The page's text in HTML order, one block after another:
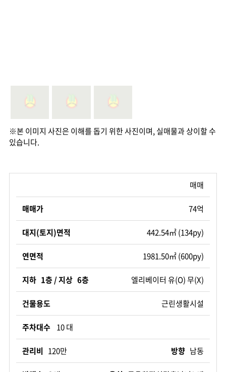
※본 이미지 사진은 이해를 돕기 위한 사진이며, 실매물과 상이할 수
있습니다.
매매
매매가 74억
대지(토지)면적 442.54㎡ (134py)
연면적 1981.50㎡ (600py)
지하 1층 / 지상 6층 엘리베이터 유(O) 무(X)
건물용도 근린생활시설
주차대수 10 대
관리비 120만 방향 남동